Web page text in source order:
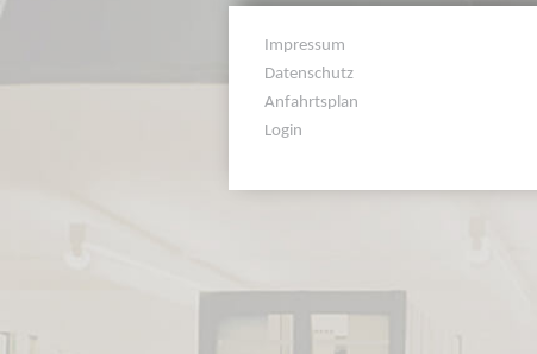
Impressum
Datenschutz
Anfahrtsplan
Login